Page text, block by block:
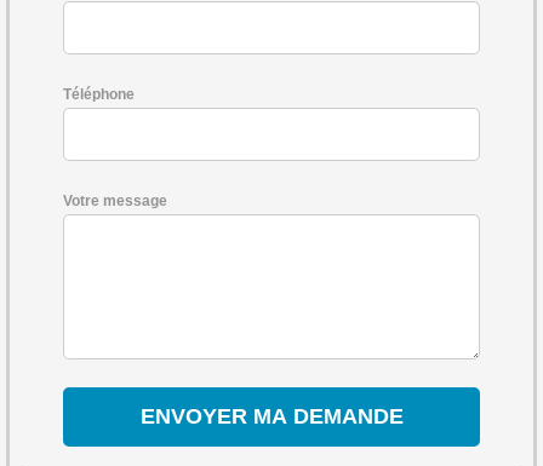
Téléphone
Votre message